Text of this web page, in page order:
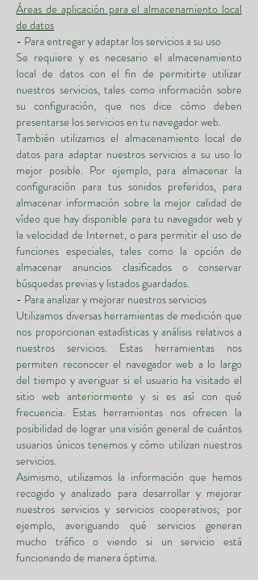
Áreas de aplicación para el almacenamiento local
de datos
- Para entregar y adaptar los servicios a su uso
Se requiere y es necesario el almacenamiento
local de datos con el fin de permitirte utilizar
nuestros servicios, tales como información sobre
su configuración, que nos dice cómo deben
presentarse los servicios en tu navegador web.
También utilizamos el almacenamiento local de
datos para adaptar nuestros servicios a su uso lo
mejor posible. Por ejemplo, para almacenar la
configuración para tus sonidos preferidos, para
almacenar información sobre la mejor calidad de
vídeo que hay disponible para tu navegador web y
la velocidad de Internet, o para permitir el uso de
funciones especiales, tales como la opción de
almacenar anuncios clasificados o conservar
búsquedas previas y listados guardados.
- Para analizar y mejorar nuestros servicios
Utilizamos diversas herramientas de medición que
nos proporcionan estadísticas y análisis relativos a
nuestros servicios. Estas herramientas nos
permiten reconocer el navegador web a lo largo
del tiempo y averiguar si el usuario ha visitado el
sitio web anteriormente y si es así con qué
frecuencia. Estas herramientas nos ofrecen la
posibilidad de lograr una visión general de cuántos
usuarios únicos tenemos y cómo utilizan nuestros
servicios.
Asimismo, utilizamos la información que hemos
recogido y analizado para desarrollar y mejorar
nuestros servicios y servicios cooperativos; por
ejemplo, averiguando qué servicios generan
mucho tráfico o viendo si un servicio está
funcionando de manera óptima.